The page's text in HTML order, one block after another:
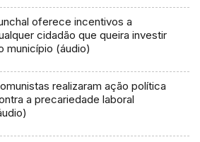
oferece incentivos a
cidadão que queira investir
município (áudio)
realizaram ação política
a precariedade laboral